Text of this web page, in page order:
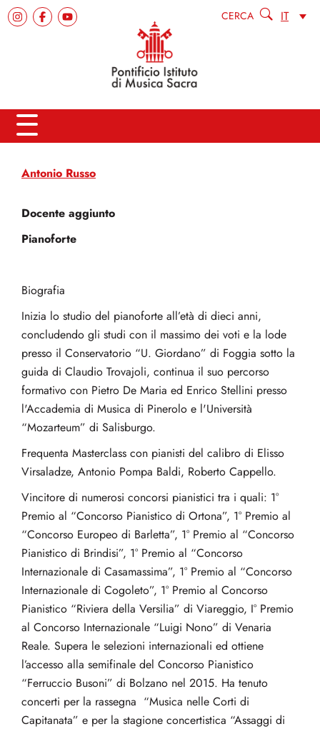
CERCA IT
Antonio Russo
Docente aggiunto
Pianoforte
Biografia
Inizia lo studio del pianoforte all’età di dieci anni,
concludendo gli studi con il massimo dei voti e la lode
presso il Conservatorio “U. Giordano” di Foggia sotto la
guida di Claudio Trovajoli, continua il suo percorso
formativo con Pietro De Maria ed Enrico Stellini presso
l'Accademia di Musica di Pinerolo e l'Università
“Mozarteum” di Salisburgo.
Frequenta Masterclass con pianisti del calibro di Elisso
Virsaladze, Antonio Pompa Baldi, Roberto Cappello.
Vincitore di numerosi concorsi pianistici tra i quali: 1°
Premio al “Concorso Pianistico di Ortona”, 1° Premio al
“Concorso Europeo di Barletta”, 1° Premio al “Concorso
Pianistico di Brindisi”, 1° Premio al “Concorso
Internazionale di Casamassima”, 1° Premio al “Concorso
Internazionale di Cogoleto”, 1° Premio al Concorso
Pianistico “Riviera della Versilia” di Viareggio, I° Premio
al Concorso Internazionale “Luigi Nono” di Venaria
Reale. Supera le selezioni internazionali ed ottiene
l’accesso alla semifinale del Concorso Pianistico
“Ferruccio Busoni” di Bolzano nel 2015. Ha tenuto
concerti per la rassegna “Musica nelle Corti di
Capitanata” e per la stagione concertistica “Assaggi di